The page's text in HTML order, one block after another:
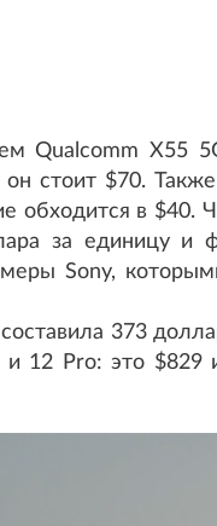
Qualcomm X55
стоит $70.
обходится в $40.
за единицу и
Sony,
373
12 Pro: это $829